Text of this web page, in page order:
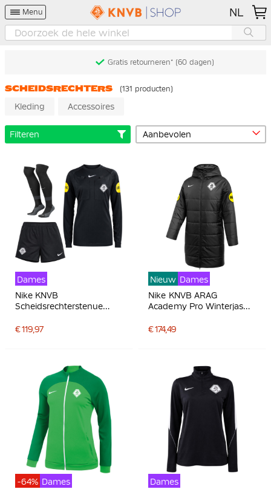
Menu NL
Gratis retourneren* (60 dagen)
SCHEIDSRECHTERS (131 producten)
Kleding Accessoires
Filteren
Dames
Nike KNVB
Scheidsrechterstenue
Mouwen Dames Zwart
€ 119,97
Nieuw Dames
Nike KNVB ARAG
Academy Pro Winterjas
Wit
€ 174,49
-64% Dames
Dames